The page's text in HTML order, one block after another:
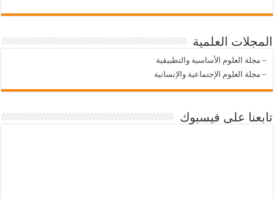
المجلات العلمية
– مجلة العلوم الأساسية والتطبيقية
– مجلة العلوم الإجتماعية والإنسانية
تابعنا على فيسبوك